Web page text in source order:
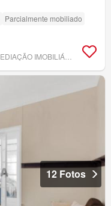
Parcialmente mobiliado
12 Fotos